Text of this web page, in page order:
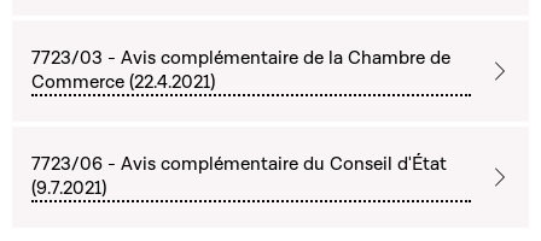
7723/03 - Avis complémentaire de la Chambre de
Commerce (22.4.2021)
7723/06 - Avis complémentaire du Conseil d'État
(9.7.2021)